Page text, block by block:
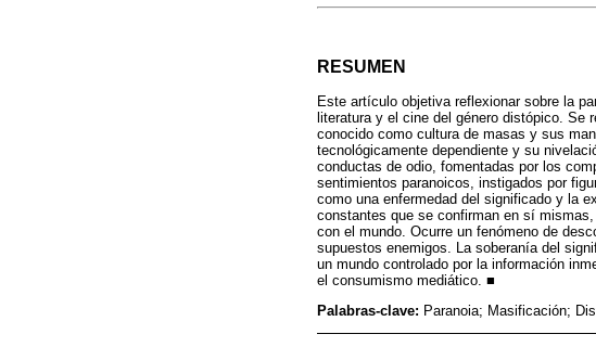
RESUMEN
Este artículo objetiva reflexionar sobre la
literatura y el cine del género distópico. Se
conocido como cultura de masas y sus
tecnológicamente dependiente y su
conductas de odio, fomentadas por los
sentimientos paranoicos, instigados por
como una enfermedad del significado y la
constantes que se confirman en sí
con el mundo. Ocurre un fenómeno de
supuestos enemigos. La soberanía del
un mundo controlado por la información
el consumismo mediático. ■
Palabras-clave: Paranoia; Masificación;